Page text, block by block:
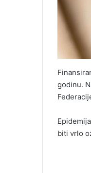
godinu.
biti vrlo